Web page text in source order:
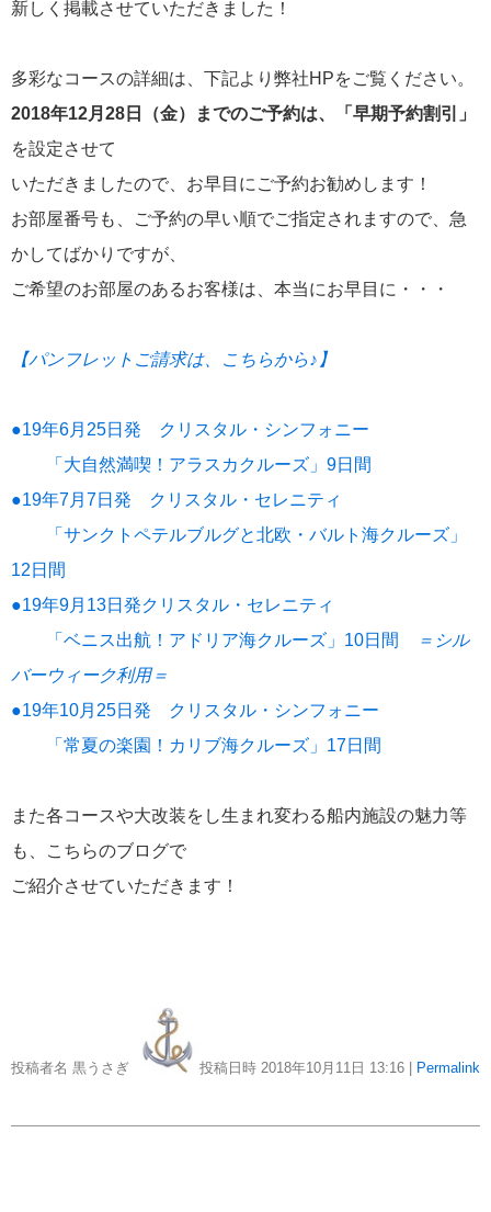
新しく掲載させていただきました！
多彩なコースの詳細は、下記より弊社HPをご覧ください。
2018年12月28日（金）までのご予約は、「早期予約割引」
を設定させて
いただきましたので、お早目にご予約お勧めします！
お部屋番号も、ご予約の早い順でご指定されますので、急
かしてばかりですが、
ご希望のお部屋のあるお客様は、本当にお早目に・・・
【パンフレットご請求は、こちらから♪】
●19年6月25日発 クリスタル・シンフォニー
「大自然満喫！アラスカクルーズ」9日間
●19年7月7日発 クリスタル・セレニティ
「サンクトペテルブルグと北欧・バルト海クルーズ」
12日間
●19年9月13日発クリスタル・セレニティ
「ベニス出航！アドリア海クルーズ」10日間
＝シル
バーウィーク利用＝
●19年10月25日発 クリスタル・シンフォニー
「常夏の楽園！カリブ海クルーズ」17日間
また各コースや大改装をし生まれ変わる船内施設の魅力等
も、こちらのブログで
ご紹介させていただきます！
投稿者名 黒うさぎ 投稿日時 2018年10月11日 13:16 Permalink
カテゴリーリスト
ねずみ君のつぶやき♪
世界一周クルーズ
飛鳥II 2018年世界一周クルーズ
にっぽん丸
ぱしふぃっくびいなすチャーター
プリンセス・クルーズ
クリスタル・クルーズ
お知らせ
おすすめ情報
キュナード
ロイヤル・カリビアン・クルーズ